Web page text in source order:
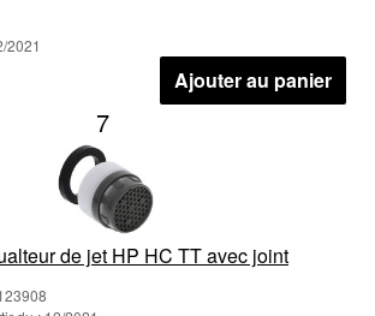
2021
Ajouter au panier
7
de jet HP HC TT avec joint